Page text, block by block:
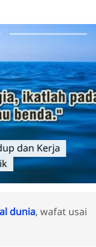
dan Kerja
dunia, wafat usai